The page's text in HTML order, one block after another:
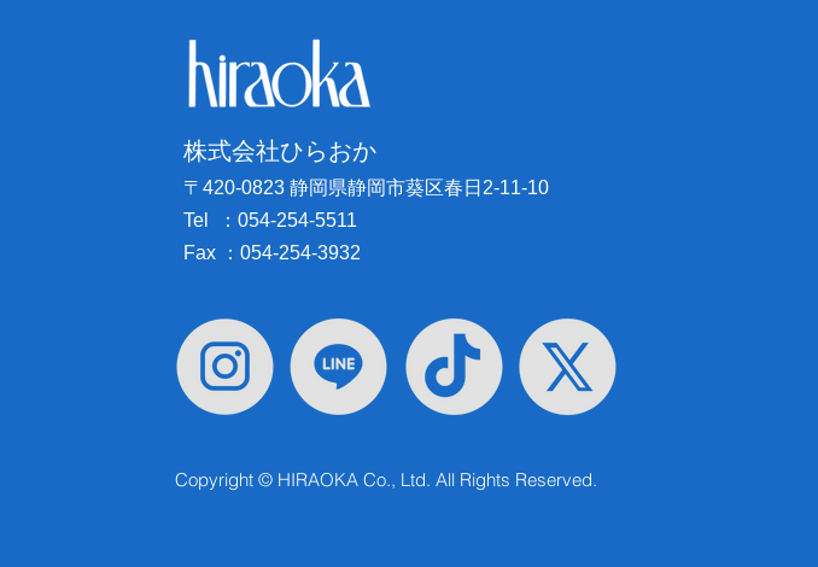
株式会社ひらおか
〒420-0823 静岡県静岡市葵区春日2-11-10
Tel ：054-254-5511
Fax ：054-254-3932
Copyright © HIRAOKA Co., Ltd. All Rights Reserved.